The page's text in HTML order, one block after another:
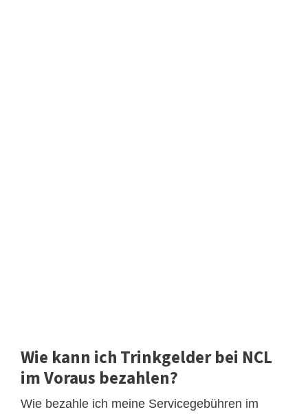
Wie kann ich Trinkgelder bei NCL
im Voraus bezahlen?
Wie bezahle ich meine Servicegebühren im